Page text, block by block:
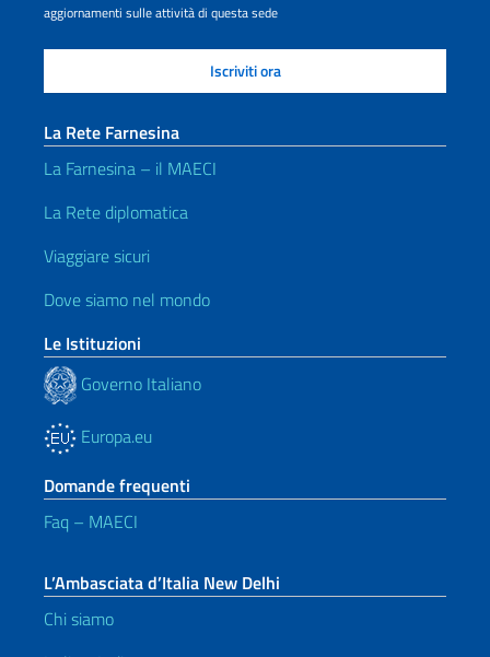
aggiornamenti sulle attività di questa sede
La Rete Farnesina
La Farnesina – il MAECI
La Rete diplomatica
Viaggiare sicuri
Dove siamo nel mondo
Le Istituzioni
Governo Italiano
Europa.eu
Domande frequenti
Faq – MAECI
L’Ambasciata d’Italia New Delhi
Chi siamo